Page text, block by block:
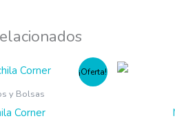
¡Oferta!
y Bolsas
Corner